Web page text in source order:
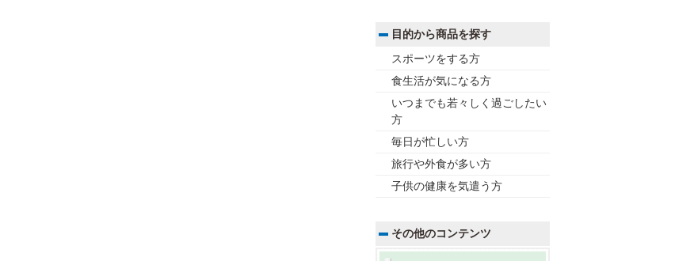
目的から商品を探す
スポーツをする方
食生活が気になる方
いつまでも若々しく過ごしたい
方
毎日が忙しい方
旅行や外食が多い方
子供の健康を気遣う方
その他のコンテンツ